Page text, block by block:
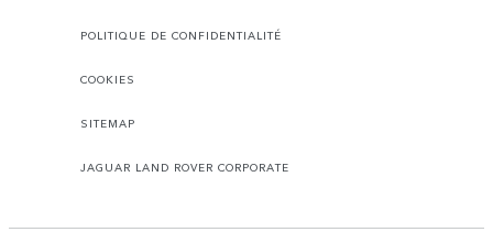
POLITIQUE DE CONFIDENTIALITÉ
COOKIES
SITEMAP
JAGUAR LAND ROVER CORPORATE